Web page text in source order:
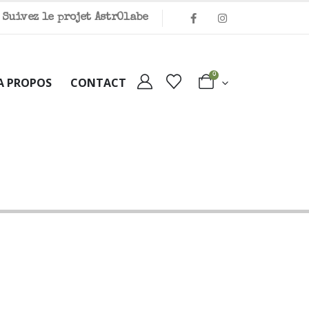
Suivez le projet AstrOlabe
PROPOS CONTACT
0